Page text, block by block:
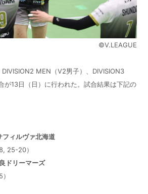
©︎V.LEAGUE
MEN（V2男子）、DIVISION3
が13日（日）に行われた。試合結果は下記の
ィルヴァ北海道
25-20）
リーマーズ